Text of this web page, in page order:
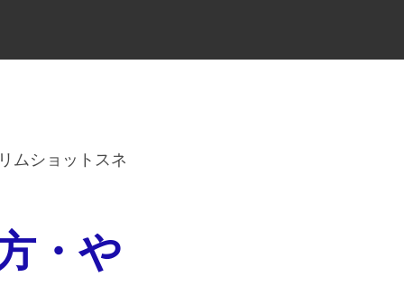
リムショットスネ
・や